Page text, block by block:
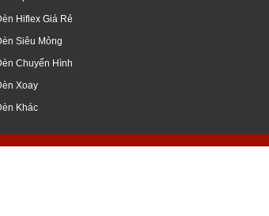
Hiflex Giá Rẻ
Siêu Mỏng
Chuyển Hình
Xoay
Khác
nghệ an, hà nội
hoa cương